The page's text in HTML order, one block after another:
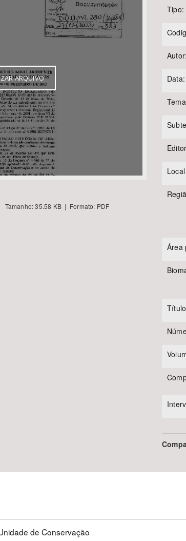
ARQUIVO
Tamanho: 35.58 KB | Formato: PDF
Tipo:
Autor:
Data:
Área
de Conservação